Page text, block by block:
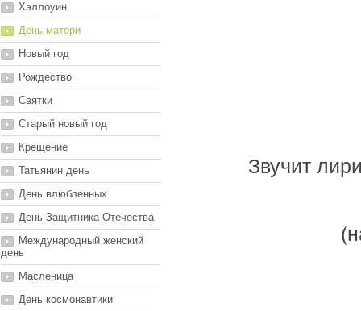
Хэллоуин
День матери
Новый год
Рождество
Святки
Старый новый год
Крещение
Татьянин день
День влюбленных
День Защитника Отечества
Международный женский
день
Масленица
День космонавтики
Звучит